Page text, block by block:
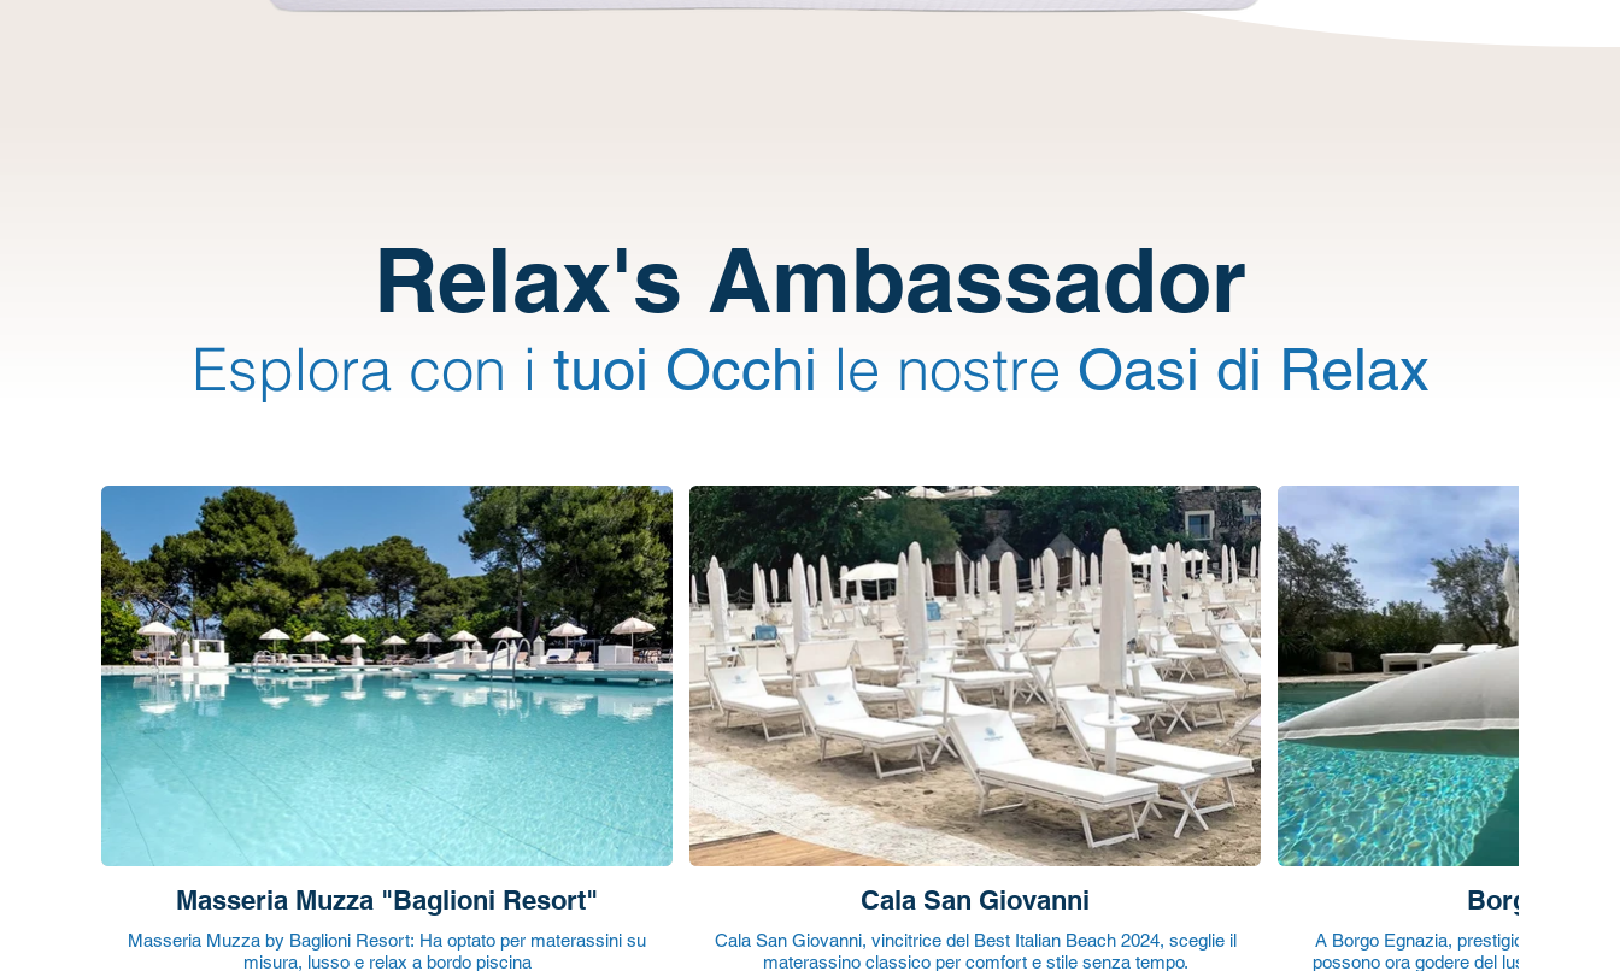
Relax's Ambassador
Esplora con i tuoi Occhi le nostre Oasi di Relax
Masseria Muzza "Baglioni Resort"
Masseria Muzza by Baglioni Resort: Ha optato per materassini su
misura, lusso e relax a bordo piscina
Cala San Giovanni
Cala San Giovanni, vincitrice del Best Italian Beach 2024, sceglie il
materassino classico per comfort e stile senza tempo.
Borgo
A Borgo Egnazia, prestigiosa dimora
possono ora godere del lusso